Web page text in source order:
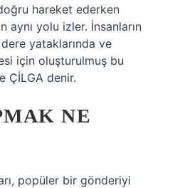
hareket ederken
aynı yolu izler. İnsanların
yataklarında ve
için oluşturulmuş bu
ÇİLGA denir.
NE
popüler bir gönderiyi